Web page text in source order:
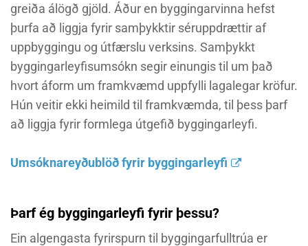
greiða álögð gjöld. Áður en byggingarvinna hefst
þurfa að liggja fyrir samþykktir séruppdrættir af
uppbyggingu og útfærslu verksins. Samþykkt
byggingarleyfisumsókn segir einungis til um það
hvort áform um framkvæmd uppfylli lagalegar kröfur.
Hún veitir ekki heimild til framkvæmda, til þess þarf
að liggja fyrir formlega útgefið byggingarleyfi.
Umsóknareyðublöð fyrir byggingarleyfi
Þarf ég byggingarleyfi fyrir þessu?
Ein algengasta fyrirspurn til byggingarfulltrúa er